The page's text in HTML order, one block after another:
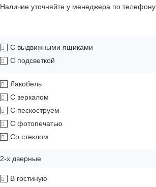
Наличие уточняйте у менеджера по телефону
С выдвижными ящиками
С подсветкой
Лакобель
С зеркалом
С пескоструем
С фотопечатью
Со стеклом
2-х дверные
В гостиную